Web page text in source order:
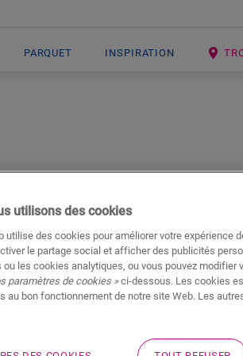
PARQUET INSPIRATION
utilisons des cookies
utilise des cookies pour améliorer votre expérience
le partage social et afficher des publicités
ou les cookies analytiques, ou vous pouvez modifier
paramètres de cookies »ci-dessous. Les cookies
au bon fonctionnement de notre site Web. Les